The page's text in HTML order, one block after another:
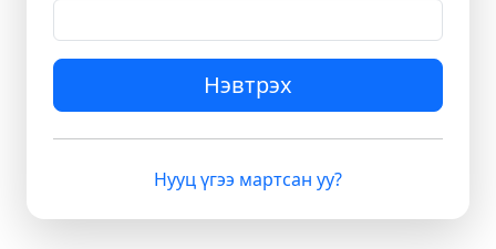
Нэвтрэх
Нууц үгээ мартсан уу?